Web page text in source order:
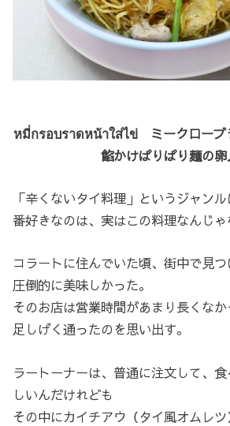
หมี่กรอบราดหน้าใส่ไข่ ミークローブ
餡かけぱりぱり麺の卵
「辛くないタイ料理」というジャン
番好きなのは、実はこの料理なんじゃ
コラートに住んでいた頃、街中で見
圧倒的に美味しかった。
そのお店は営業時間があまり長くなか
足しげく通ったのを思い出す。
ラートーナーは、普通に注文して、
しいんだけれども
その中にカイチアウ（タイ風オムレ